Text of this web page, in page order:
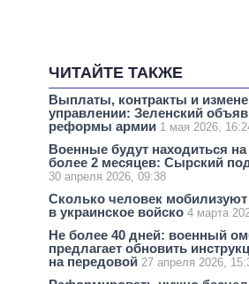
ЧИТАЙТЕ ТАКЖЕ
Выплаты, контракты и
управлении: Зеленский
реформы армии 1 мая 2026,
Военные будут находиться
более 2 месяцев: Сырский
30 апреля 2026, 09:38
Сколько человек мобилизуют
в украинское войско 4 марта
Не более 40 дней: военный
предлагает обновить
на передовой 27 апреля 2026,